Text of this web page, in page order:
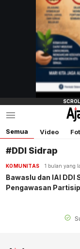
Semua Video
#DDI Sidrap
KOMUNITAS 1 bulan yang
Bawaslu dan IAI DDI
Pengawasan